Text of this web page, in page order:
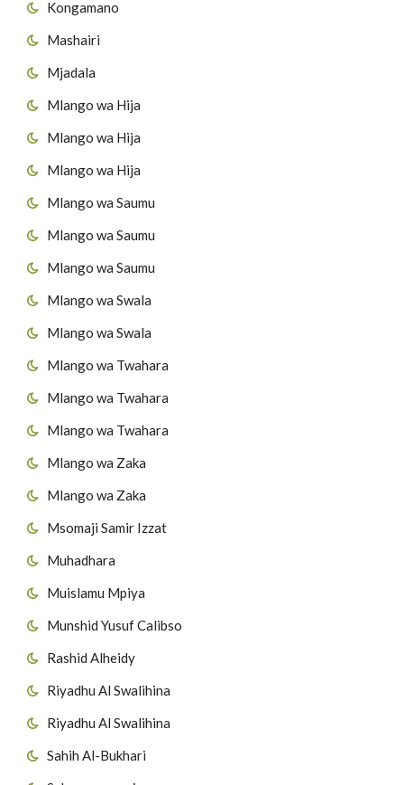
Kongamano
Mashairi
Mjadala
Mlango wa Hija
Mlango wa Hija
Mlango wa Hija
Mlango wa Saumu
Mlango wa Saumu
Mlango wa Saumu
Mlango wa Swala
Mlango wa Swala
Mlango wa Twahara
Mlango wa Twahara
Mlango wa Twahara
Mlango wa Zaka
Mlango wa Zaka
Msomaji Samir Izzat
Muhadhara
Muislamu Mpiya
Munshid Yusuf Calibso
Rashid Alheidy
Riyadhu Al Swalihina
Riyadhu Al Swalihina
Sahih Al-Bukhari